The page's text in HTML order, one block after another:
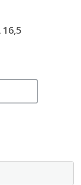
16,5